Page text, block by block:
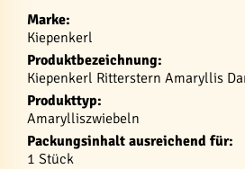
Marke:
Kiepenkerl
Produktbezeichnung:
Kiepenkerl Ritterstern Amaryllis
Produkttyp:
Amarylliszwiebeln
Packungsinhalt ausreichend für:
1 Stück